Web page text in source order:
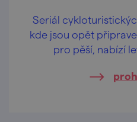
Seriál
kde jsou opět
pro pěší, nabízí